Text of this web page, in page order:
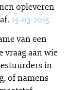
opleveren
25-03-2015
van een
vraag aan wie
in
of namens